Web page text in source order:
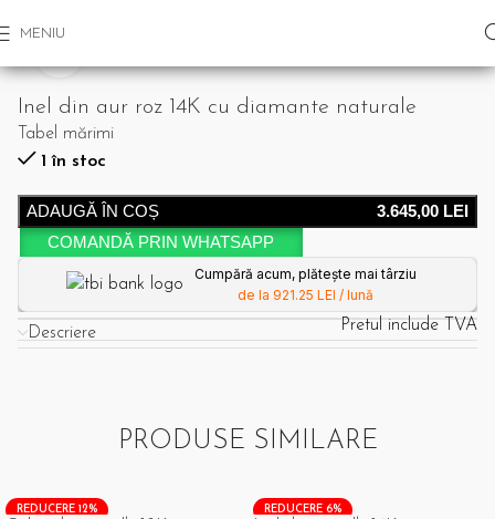
MENIU
Inel din aur roz 14K cu diamante naturale
Tabel mărimi
1 în stoc
3.645,00 LEI
ADAUGĂ ÎN COȘ
Cumpără acum, plătește mai târziu
de la 921.25 LEI / lună
COMANDĂ PRIN WHATSAPP
Pretul include TVA
Descriere
PRODUSE SIMILARE
REDUCERE 12% REDUCERE 6%